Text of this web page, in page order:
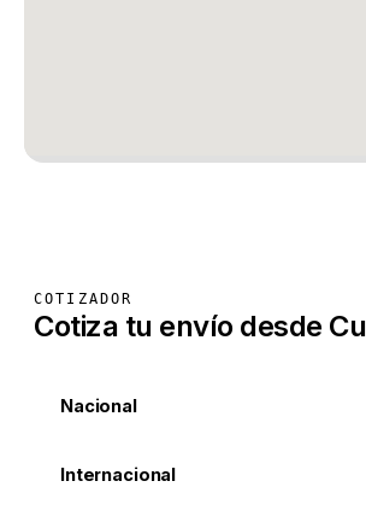
COTIZADOR
Cotiza tu envío desde
Nacional
Internacional